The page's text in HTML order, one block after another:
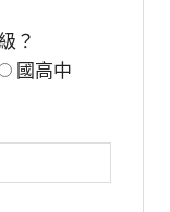
？
國高中